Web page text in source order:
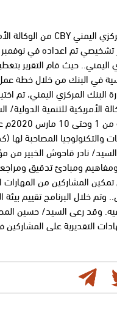
اليمني.. حيث قام التقرير
الأمريكية للتنمية
تم
والتكنولوجيا المصاحبة
نادر قاحوش الخبير
ومفاهيم ومبادئ تدقيق
المشاركين من المهارات
خلال البرنامج تقييم بيئة
وقد رعى السيد/ حسين
التقديرية على المشاركين